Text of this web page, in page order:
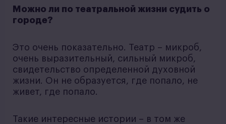
Можно ли по театральной жизни судить о
городе?
Это очень показательно. Театр – микроб,
очень выразительный, сильный микроб,
свидетельство определенной духовной
жизни. Он не образуется, где попало, не
живет, где попало.
Такие интересные истории – в том же